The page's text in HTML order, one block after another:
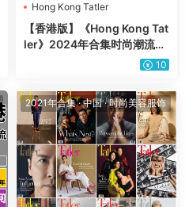
Hong Kong Tatler
【香港版】《Hong Kong Tat
ler》2024年合集时尚潮流美
容服饰时尚穿搭设计杂志pdf
10
2021年合集·中国·时尚美容服饰